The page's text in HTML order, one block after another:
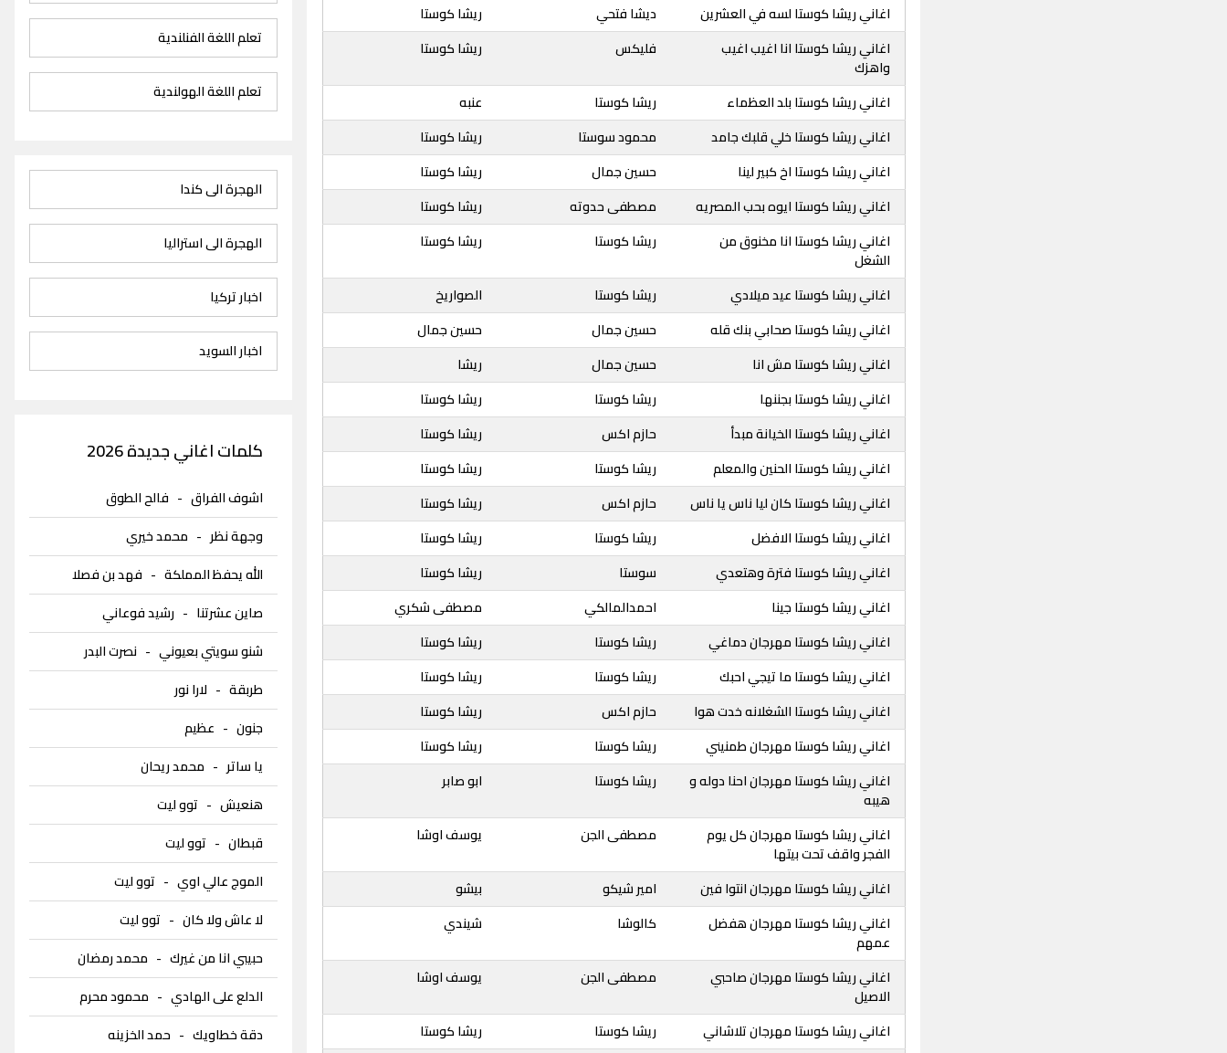
اغاني ريشا كوستا لسه في العشرين
ديشا فتحي
ريشا كوستا
اغاني ريشا كوستا انا اغيب اغيب
واهزك
فليكس ريشا كوستا
اغاني ريشا كوستا بلد العظماء ريشا كوستا
عنبه
اغاني ريشا كوستا خلي قلبك جامد
محمود سوستا
ريشا كوستا
اغاني ريشا كوستا اخ كبير لينا
حسين جمال
ريشا كوستا
اغاني ريشا كوستا ايوه بحب المصريه
مصطفى حدوته
ريشا كوستا
اغاني ريشا كوستا انا مخنوق من
الشغل
ريشا كوستا ريشا كوستا
اغاني ريشا كوستا عيد ميلادي ريشا كوستا
الصواريخ
اغاني ريشا كوستا صحابي بنك قله
حسين جمال
حسين جمال
اغاني ريشا كوستا مش انا
حسين جمال
ريشا
اغاني ريشا كوستا بجننها
ريشا كوستا
ريشا كوستا
اغاني ريشا كوستا الخيانة مبدأ
حازم اكس
ريشا كوستا
اغاني ريشا كوستا الحنين والمعلم
ريشا كوستا
ريشا كوستا
اغاني ريشا كوستا كان ليا ناس يا ناس
حازم اكس
ريشا كوستا
اغاني ريشا كوستا الافضل
ريشا كوستا
ريشا كوستا
اغاني ريشا كوستا فترة وهتعدي
سوستا
ريشا كوستا
اغاني ريشا كوستا جينا
احمدالمالكي
مصطفى شكري
اغاني ريشا كوستا مهرجان دماغي
ريشا كوستا
ريشا كوستا
اغاني ريشا كوستا ما تيجي احبك
ريشا كوستا
ريشا كوستا
اغاني ريشا كوستا الشغلانه خدت هوا
حازم اكس
ريشا كوستا
اغاني ريشا كوستا مهرجان طمنيني
ريشا كوستا
ريشا كوستا
اغاني ريشا كوستا مهرجان احنا دوله و
هيبه
ريشا كوستا ابو صابر
اغاني ريشا كوستا مهرجان كل يوم
الفجر واقف تحت بيتها
مصطفى الجن يوسف اوشا
اغاني ريشا كوستا مهرجان انتوا فين امير شيكو
بيشو
اغاني ريشا كوستا مهرجان هفضل
عمهم
كالوشا شيندي
اغاني ريشا كوستا مهرجان صاحبي
الاصيل
مصطفى الجن يوسف اوشا
اغاني ريشا كوستا مهرجان تلاشاني ريشا كوستا ريشا كوستا
تعلم اللغة الفنلندية
تعلم اللغة الهولندية
الهجرة الى كندا
الهجرة الى استراليا
اخبار تركيا
اخبار السويد
كلمات اغاني جديدة 2026
اشوف الفراق- فالح الطوق
وجهة نظر - محمد خيري
الله يحفظ المملكة- فهد بن فصلا
صاين عشرتنا - رشيد فوعاني
شنو سويتي بعيوني- نصرت البدر
طربقة- لارا نور
جنون- عظيم
يا ساتر - محمد ريحان
هنعيش- توو ليت
قبطان- توو ليت
الموج عالي اوي- توو ليت
لا عاش ولا كان- توو ليت
حبيبي انا من غيرك- محمد رمضان
الدلع على الهادي- محمود محرم
دقة خطاويك- حمد الخزينه